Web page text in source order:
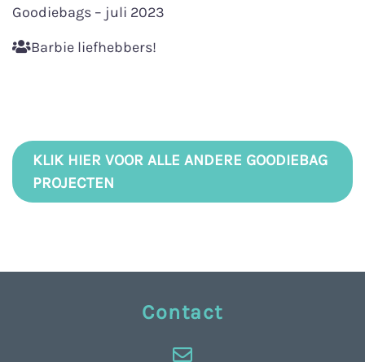
Goodiebags – juli 2023
Barbie liefhebbers!
KLIK HIER VOOR ALLE ANDERE GOODIEBAG
PROJECTEN
Contact